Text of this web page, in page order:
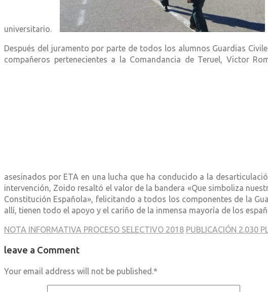
universitario.
Después del juramento por parte de todos los alumnos Guardias
compañeros pertenecientes a la Comandancia de Teruel, Victor
asesinados por ETA en una lucha que ha conducido a la
intervención, Zoido resaltó el valor de la bandera «Que simboliza
Constitución Española», felicitando a todos los componentes de la
allí, tienen todo el apoyo y el cariño de la inmensa mayoría de los
NOTA INFORMATIVA PROCESO SELECTIVO 2018 PUBLICACIÓN 2.030
leave a Comment
Your email address will not be published.*